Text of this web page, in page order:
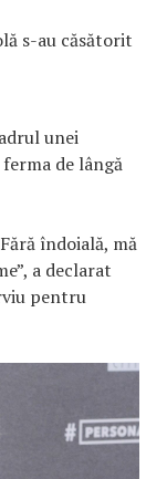
s-au căsătorit
unei
de lângă
îndoială, mă
a declarat
pentru